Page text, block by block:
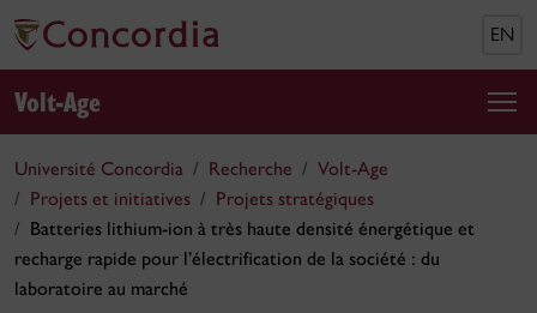
EN
Volt-Age
Université Concordia Recherche
Volt-Age
Projets et initiatives
Projets stratégiques
Batteries lithium-ion à très haute densité énergétique et
recharge rapide pour l’électrification de la société : du
laboratoire au marché